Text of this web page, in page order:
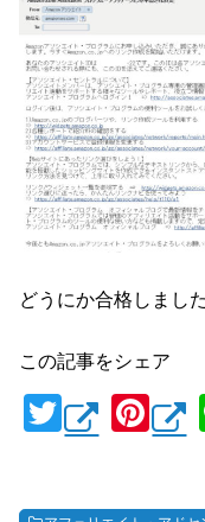
どうにか合格しまし
この記事をシェア
T
wi
Pi
nt